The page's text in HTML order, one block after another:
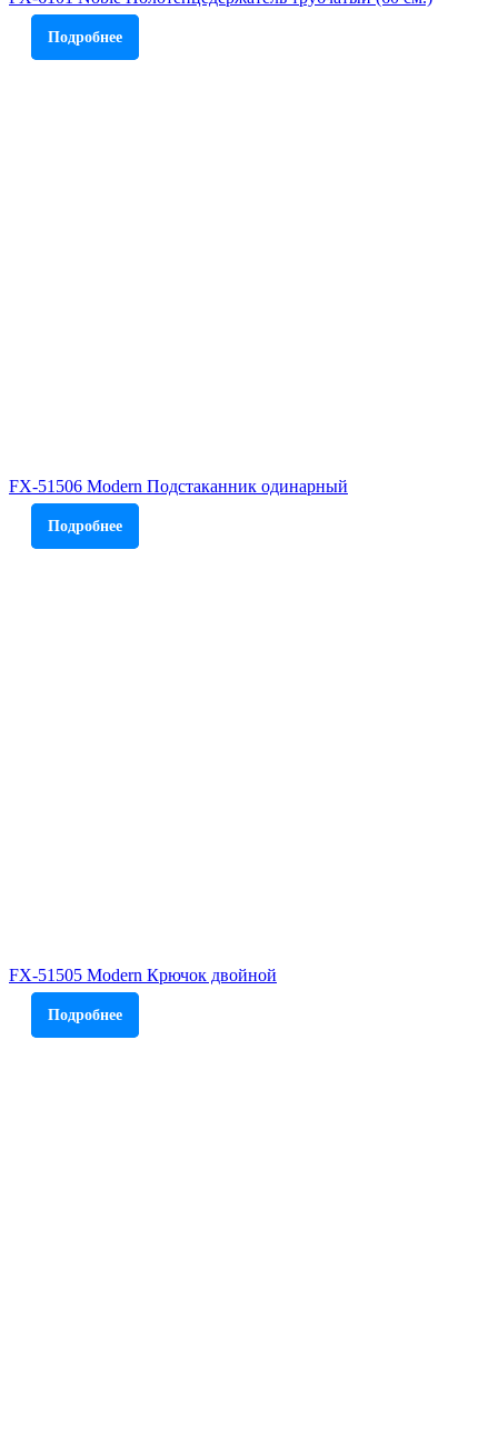
Подробнее
FX-51506 Modern Подстаканник одинарный
Подробнее
FX-51505 Modern Крючок двойной
Подробнее